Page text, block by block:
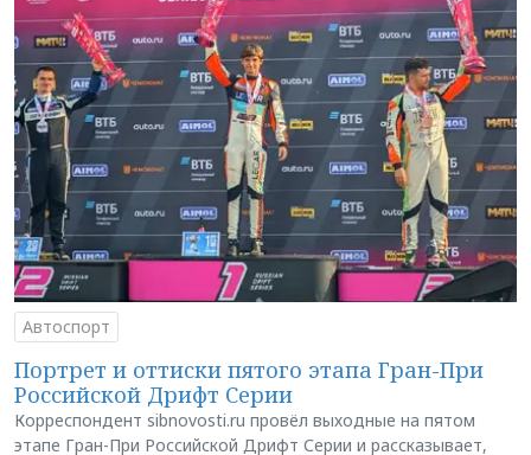
Автоспорт
Портрет и оттиски пятого этапа Гран-При
Российской Дрифт Серии
Корреспондент sibnovosti.ru провёл выходные на пятом
этапе Гран-При Российской Дрифт Серии и рассказывает,